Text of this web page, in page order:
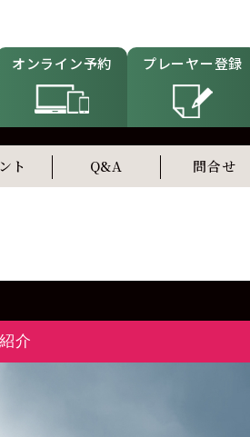
オンライン予約 プレーヤー登録
ト Q&A 問合せ
介